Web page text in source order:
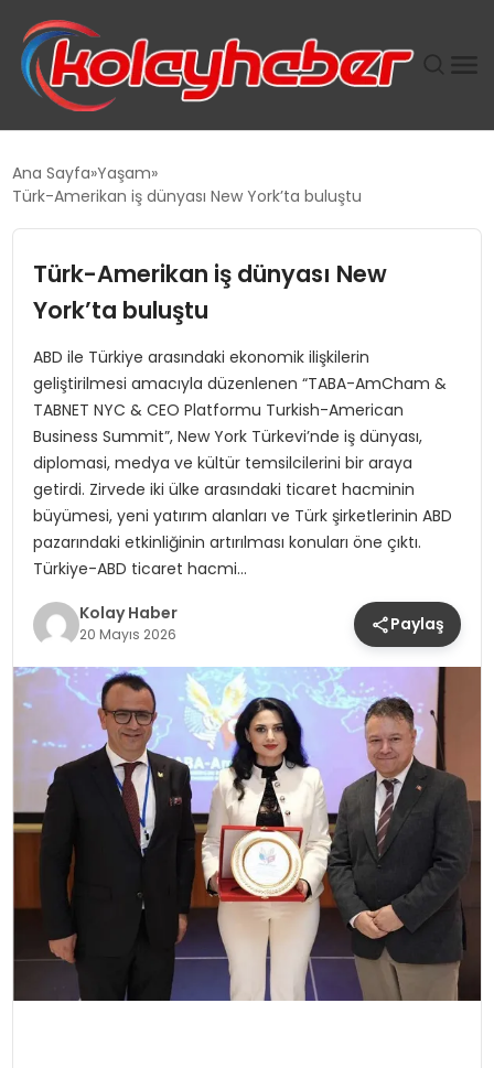
TANYER YAPI ZEMIN MÜHENDISLIĞINDE HEDEF
TOROSLAR’DA PAZAR GERGİNLİĞİ!
Ana Sayfa Yaşam
Türk-Amerikan iş dünyası New York’ta buluştu
Türk-Amerikan iş dünyası New
York’ta buluştu
ABD ile Türkiye arasındaki ekonomik ilişkilerin
geliştirilmesi amacıyla düzenlenen “TABA-AmCham &
TABNET NYC & CEO Platformu Turkish-American
Business Summit”, New York Türkevi’nde iş dünyası,
diplomasi, medya ve kültür temsilcilerini bir araya
getirdi. Zirvede iki ülke arasındaki ticaret hacminin
büyümesi, yeni yatırım alanları ve Türk şirketlerinin ABD
pazarındaki etkinliğinin artırılması konuları öne çıktı.
Türkiye-ABD ticaret hacmi…
Kolay Haber
20 Mayıs 2026 Paylaş